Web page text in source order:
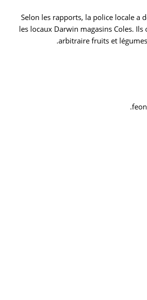
Selon les rapports, la police locale a
les locaux Darwin magasins Coles.
arbitraire fruits et